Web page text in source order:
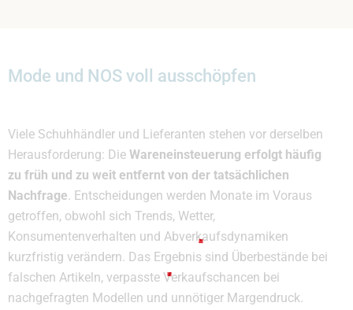
Mode und NOS voll ausschöpfen
Viele Schuhhändler und Lieferanten stehen vor derselben
Herausforderung: Die Wareneinsteuerung erfolgt häufig
zu früh und zu weit entfernt von der tatsächlichen
Nachfrage. Entscheidungen werden Monate im Voraus
getroffen, obwohl sich Trends, Wetter,
Konsumentenverhalten und Abverkaufsdynamiken
kurzfristig verändern. Das Ergebnis sind Überbestände bei
falschen Artikeln, verpasste Verkaufschancen bei
nachgefragten Modellen und unnötiger Margendruck.